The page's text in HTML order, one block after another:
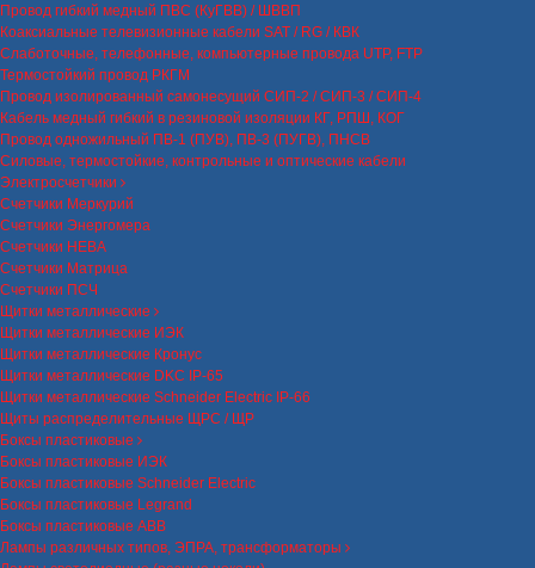
Провод гибкий медный ПВС (КуГВВ) / ШВВП
Коаксиальные телевизионные кабели SAT / RG / КВК
Слаботочные, телефонные, компьютерные провода UTP, FTP
Термостойкий провод РКГМ
Провод изолированный самонесущий СИП-2 / СИП-3 / СИП-4
Кабель медный гибкий в резиновой изоляции КГ, РПШ, КОГ
Провод одножильный ПВ-1 (ПУВ), ПВ-3 (ПУГВ), ПНСВ
Силовые, термостойкие, контрольные и оптические кабели
Электросчетчики
Счетчики Меркурий
Счетчики Энергомера
Счетчики НЕВА
Счетчики Матрица
Счетчики ПСЧ
Щитки металлические
Щитки металлические ИЭК
Щитки металлические Кронус
Щитки металлические DKC IP-65
Щитки металлические Schneider Electric IP-66
Щиты распределительные ЩРС / ЩР
Боксы пластиковые
Боксы пластиковые ИЭК
Боксы пластиковые Schneider Electric
Боксы пластиковые Legrand
Боксы пластиковые ABB
Лампы различных типов, ЭПРА, трансформаторы